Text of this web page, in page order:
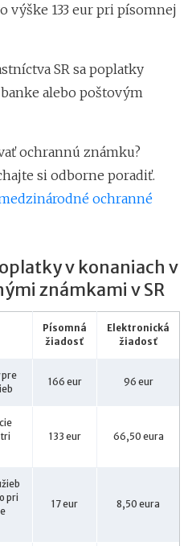
výške 133 eur pri písomnej
SR sa poplatky
alebo poštovým
ochrannú známku?
si odborne poradiť.
ochranné
v konaniach v
známkami v SR
Písomná
žiadosť
Elektronická
žiadosť
pre
166 eur 96 eur
133 eur 66,50 eura
pri
17 eur 8,50 eura